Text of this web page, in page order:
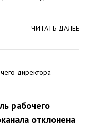
ЧИТАТЬ ДАЛЕЕ
рабочего
отклонена